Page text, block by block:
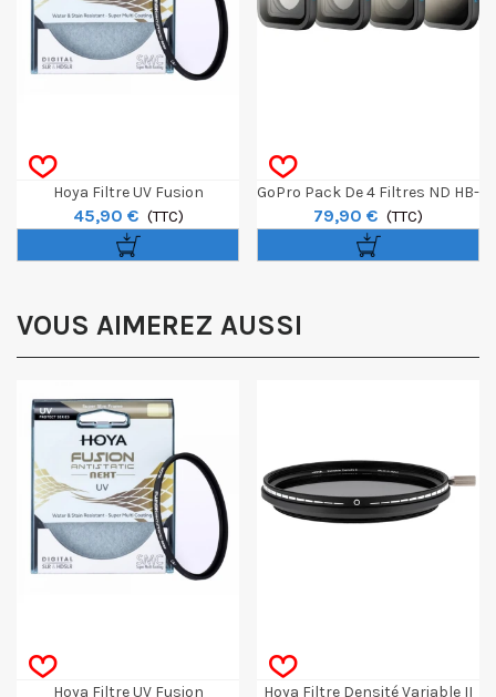
Hoya Filtre UV Fusion
Antistatic Next 52mm
45,90 € (TTC)
GoPro Pack De 4 Filtres ND HB-
Series Pour GoPro Hero13
79,90 € (TTC)
VOUS AIMEREZ AUSSI
Hoya Filtre UV Fusion
Hoya Filtre Densité Variable II